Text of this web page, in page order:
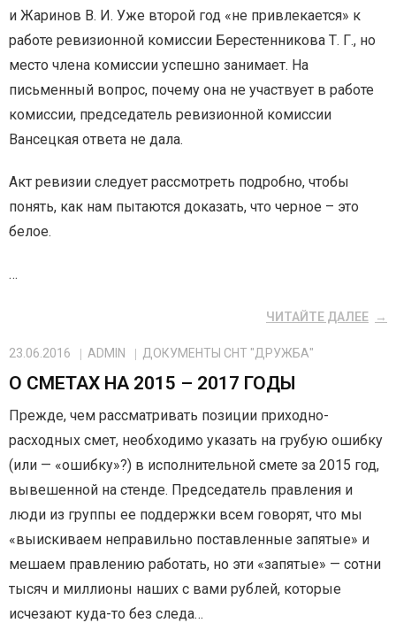
и Жаринов В. И. Уже второй год «не привлекается» к
работе ревизионной комиссии Берестенникова Т. Г., но
место члена комиссии успешно занимает. На
письменный вопрос, почему она не участвует в работе
комиссии, председатель ревизионной комиссии
Вансецкая ответа не дала.
Акт ревизии следует рассмотреть подробно, чтобы
понять, как нам пытаются доказать, что черное – это
белое.
…
ЧИТАЙТЕ ДАЛЕЕ
23.06.2016 ADMIN ДОКУМЕНТЫ СНТ "ДРУЖБА"
О СМЕТАХ НА 2015 – 2017 ГОДЫ
Прежде, чем рассматривать позиции приходно-
расходных смет, необходимо указать на грубую ошибку
(или — «ошибку»?) в исполнительной смете за 2015 год,
вывешенной на стенде. Председатель правления и
люди из группы ее поддержки всем говорят, что мы
«выискиваем неправильно поставленные запятые» и
мешаем правлению работать, но эти «запятые» — сотни
тысяч и миллионы наших с вами рублей, которые
исчезают куда-то без следа…